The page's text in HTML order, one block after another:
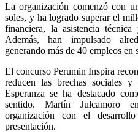
La organización comenzó con
soles, y ha logrado superar el
financiera, la asistencia
Además, han impulsado
generando más de 40 empleos en
El concurso Perumin Inspira
reducen las brechas sociales
Esperanza se ha destacado
sentido. Martín Julcamoro
organización con el
presentación.